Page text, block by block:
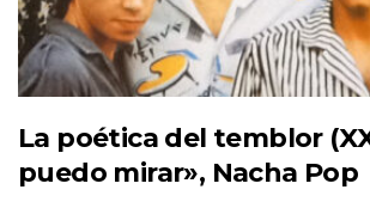
La poética del temblor
puedo mirar», Nacha Pop